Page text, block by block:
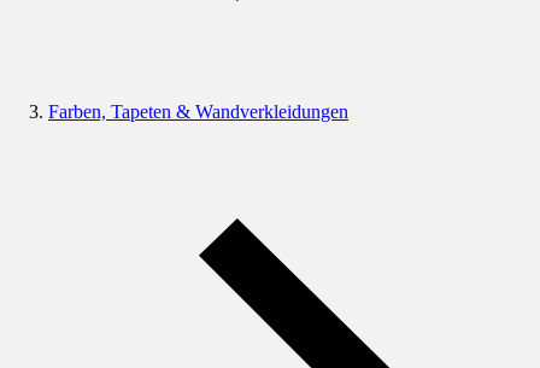
Farben, Tapeten & Wandverkleidungen